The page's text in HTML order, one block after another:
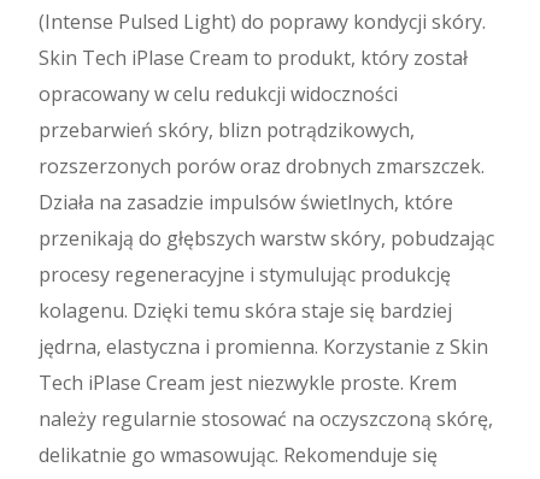
(Intense Pulsed Light) do poprawy kondycji skóry.
Skin Tech iPlase Cream to produkt, który został
opracowany w celu redukcji widoczności
przebarwień skóry, blizn potrądzikowych,
rozszerzonych porów oraz drobnych zmarszczek.
Działa na zasadzie impulsów świetlnych, które
przenikają do głębszych warstw skóry, pobudzając
procesy regeneracyjne i stymulując produkcję
kolagenu. Dzięki temu skóra staje się bardziej
jędrna, elastyczna i promienna. Korzystanie z Skin
Tech iPlase Cream jest niezwykle proste. Krem
należy regularnie stosować na oczyszczoną skórę,
delikatnie go wmasowując. Rekomenduje się